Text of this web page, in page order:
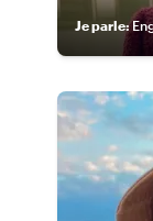
Je parle: